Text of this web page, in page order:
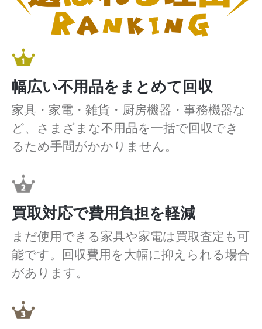
幅広い不用品をまとめて回収
家具・家電・雑貨・厨房機器・事務機器な
ど、さまざまな不用品を一括で回収でき
るため手間がかかりません。
買取対応で費用負担を軽減
まだ使用できる家具や家電は買取査定も可
能です。回収費用を大幅に抑えられる場合
があります。